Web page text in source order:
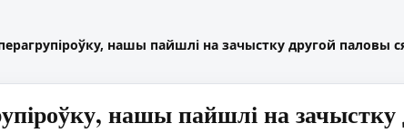
нашы пайшлі на зачыстку другой паловы
нашы пайшлі на зачыстку